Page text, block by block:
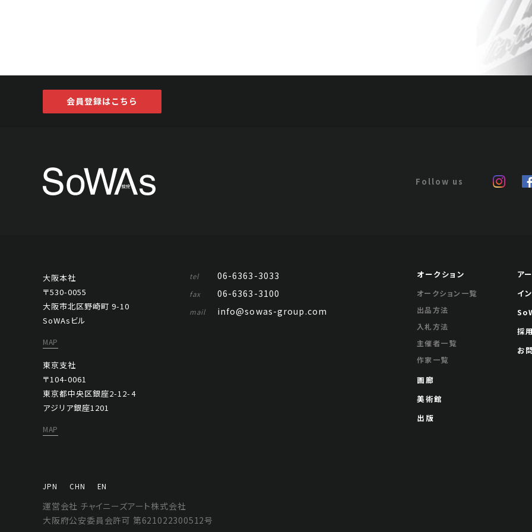
会員登録はこちら
大阪本社
〒530-0055
大阪市北区野崎町 9-10
SoWAsビル
MAP
東京支社
〒104-0061
東京都中央区銀座2-12-4
アジリア銀座1201
MAP
tel 06-6363-3033
fax 06-6363-3100
mail info@sowas-group.com
オークション
オークション一覧
出品方法
入札方法
主催者一覧
作家一覧
画廊
美術館
出版
ア
イ
採
お
JPN CHN EN
運営会社 チャイニーズアート株式会社
大阪府公安委員会許可 第621022300512号